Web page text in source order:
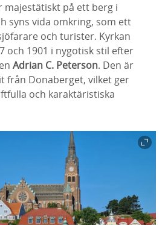
majestätiskt på ett berg i
syns vida omkring, som ett
och turister. Kyrkan
och 1901 i nygotisk stil efter
Adrian C. Peterson. Den är
från Donaberget, vilket ger
och karaktäristiska